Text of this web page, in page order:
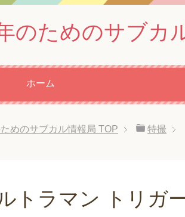
のためのサブカ
ホーム
めのサブカル情報局 TOP 特撮
トラマン トリガ